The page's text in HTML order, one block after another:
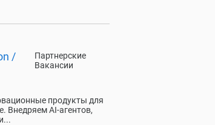
Партнерские
Вакансии
/
продукты для
Внедряем AI-агентов,